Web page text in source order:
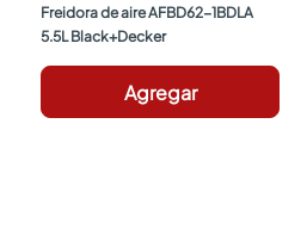
Freidora de aire AFBD62-1BDLA
5.5L Black+Decker
Agregar